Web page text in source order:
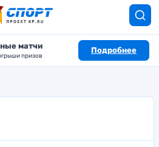
матчи
призов
Подробнее